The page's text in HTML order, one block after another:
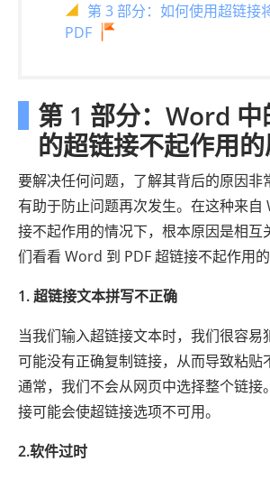
第 3 部分：如何使用超链接
PDF
第 1 部分：Word 中
的超链接不起作用
要解决任何问题，了解其背后的原因非
有助于防止问题再次发生。在这种来自
接不起作用的情况下，根本原因是相互
们看看 Word 到 PDF 超链接不起作用的
1. 超链接文本拼写不正确
当我们输入超链接文本时，我们很容易
可能没有正确复制链接，从而导致粘贴
通常，我们不会从网页中选择整个链接
接可能会使超链接选项不可用。
2.软件过时